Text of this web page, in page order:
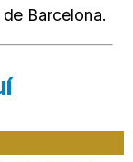
Barcelona.